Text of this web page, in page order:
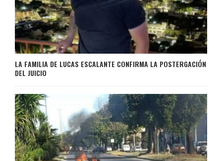
LA FAMILIA DE LUCAS ESCALANTE CONFIRMA LA POSTERGACIÓN
DEL JUICIO